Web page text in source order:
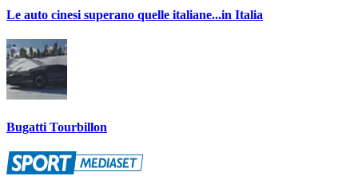
Le auto cinesi superano quelle italiane...in Italia
Bugatti Tourbillon